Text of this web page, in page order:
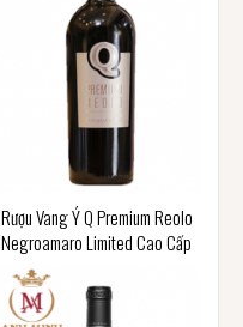
Rượu Vang Ý Q Premium Reolo
Negroamaro Limited Cao Cấp